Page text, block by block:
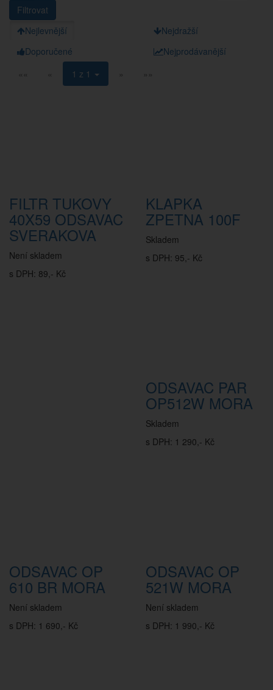
Nejlevnější
Nejdražší
Doporučené
Nejprodávanější
««
« 1 z 1 » »»
FILTR TUKOVY
40X59 ODSAVAC
SVERAKOVA
Není skladem
s DPH: 89,- Kč
KLAPKA
ZPETNA 100F
Skladem
s DPH: 95,- Kč
ODSAVAC PAR
OP512W MORA
Skladem
s DPH: 1 290,- Kč
ODSAVAC OP
610 BR MORA
Není skladem
s DPH: 1 690,- Kč
ODSAVAC OP
521W MORA
Není skladem
s DPH: 1 990,- Kč